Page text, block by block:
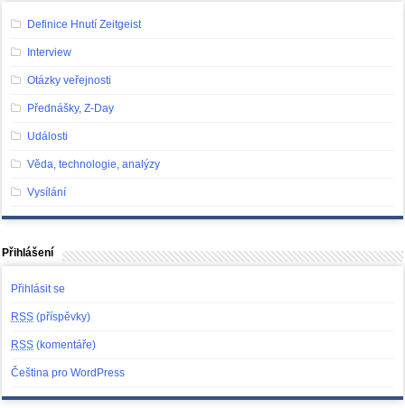
Definice Hnutí Zeitgeist
Interview
Otázky veřejnosti
Přednášky, Z-Day
Události
Věda, technologie, analýzy
Vysílání
Přihlášení
Přihlásit se
RSS (příspěvky)
RSS (komentáře)
Čeština pro WordPress